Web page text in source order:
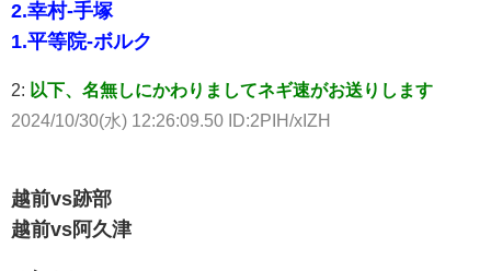
2.幸村-手塚
1.平等院-ボルク
2: 以下、名無しにかわりましてネギ速がお送りします
2024/10/30(水) 12:26:09.50 ID:2PIH/xIZH
越前vs跡部
越前vs阿久津